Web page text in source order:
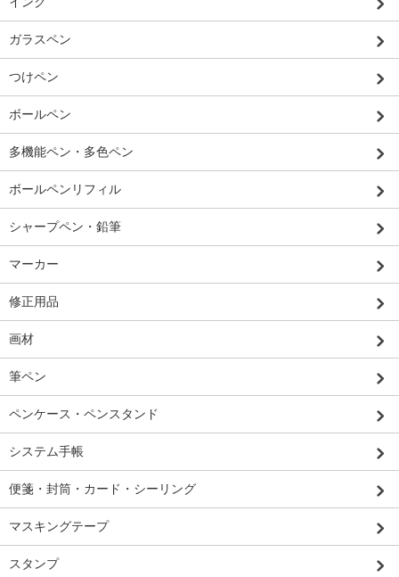
ガラスペン
つけペン
ボールペン
多機能ペン・多色ペン
ボールペンリフィル
シャープペン・鉛筆
マーカー
修正用品
画材
筆ペン
ペンケース・ペンスタンド
システム手帳
便箋・封筒・カード・シーリング
マスキングテープ
スタンプ